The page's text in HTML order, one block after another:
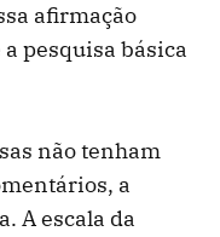
afirmação
pesquisa básica
não tenham
a
A escala da